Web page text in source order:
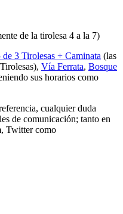
de la tirolesa 4 a la 7)
3 Tirolesas + Caminata (las
Vía Ferrata, Bosque
sus horarios como
cualquier duda
de comunicación; tanto en
Twitter como